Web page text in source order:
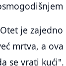
je
mrtva, a
se vrati kući".